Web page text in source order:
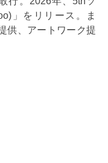
」をリリース。ま
供、アートワーク提